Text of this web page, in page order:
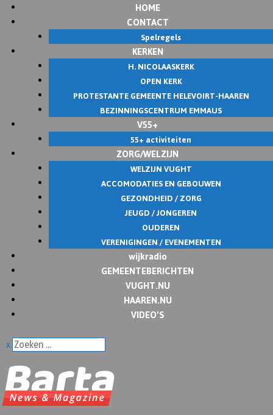
Skip
HOME
CONTACT
Spelregels
KERKEN
H. NICOLAASKERK
OPEN KERK
PROTESTANTE GEMEENTE HELEVOIRT-HAAREN
BEZINNINGSCENTRUM EMMAUS
V55+
55+ activiteiten
ZORG/WELZIJN
WELZIJN VUGHT
ACCOMODATIES EN GEBOUWEN
GEZONDHEID / ZORG
JEUGD / JONGEREN
OUDEREN
VERENIGINGEN / EVENEMENTEN
wijkradio
GEMEENTEBERICHTEN
VUGHT.NU
HAAREN.NU
VIDEO’S
x